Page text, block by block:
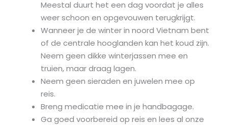
Meestal duurt het een dag voordat je alles
weer schoon en opgevouwen terugkrijgt.
Wanneer je de winter in noord Vietnam bent
of de centrale hooglanden kan het koud zijn.
Neem geen dikke winterjassen mee en
truien, maar draag lagen.
Neem geen sieraden en juwelen mee op
reis.
Breng medicatie mee in je handbagage.
Ga goed voorbereid op reis en lees al onze